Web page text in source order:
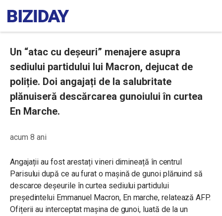
Un “atac cu deșeuri” menajere asupra
sediului partidului lui Macron, dejucat de
poliție. Doi angajați de la salubritate
plănuiseră descărcarea gunoiului în curtea
En Marche.
acum 8 ani
Angajații au fost arestați vineri dimineață în centrul
Parisului după ce au furat o mașină de gunoi plănuind să
descarce deșeurile în curtea sediului partidului
președintelui Emmanuel Macron, En marche, relatează AFP.
Ofițerii au interceptat mașina de gunoi, luată de la un